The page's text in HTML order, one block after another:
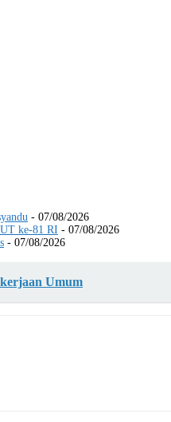
- 07/08/2026
ke-81 RI - 07/08/2026
- 07/08/2026
Umum